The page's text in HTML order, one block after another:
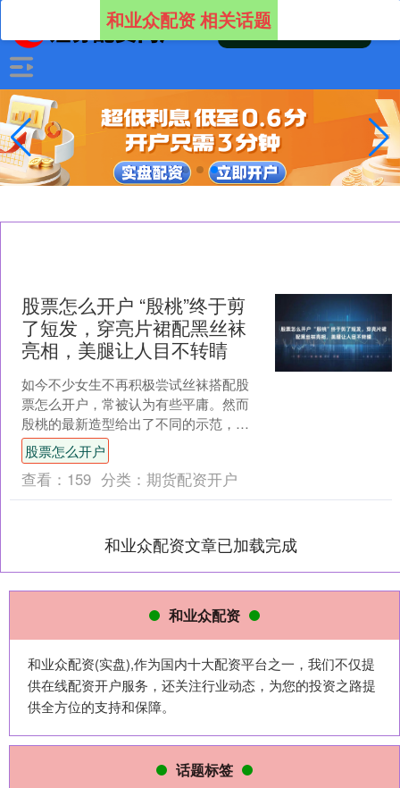
和业众配资 相关话题
股票怎么开户 “殷桃”终于剪
了短发，穿亮片裙配黑丝袜
亮相，美腿让人目不转睛
如今不少女生不再积极尝试丝袜搭配股
票怎么开户，常被认为有些平庸。然而
殷桃的最新造型给出了不同的示范，她
剪短发，脚蹬黑色丝袜，穿着黑色亮片
连衣裙，展现出修长的美腿....
股票怎么开户
查看： 159 分类： 期货配资开户
和业众配资文章已加载完成
和业众配资
和业众配资(实盘),作为国内十大配资平台之一，我们不仅提
供在线配资开户服务，还关注行业动态，为您的投资之路提
供全方位的支持和保障。
话题标签